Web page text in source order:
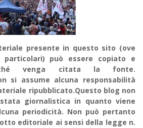
presente in questo sito (ove
può essere copiato e
venga citata la fonte.
si assume alcuna responsabilità
ripubblicato.Questo blog non
giornalistica in quanto viene
periodicità. Non può pertanto
editoriale ai sensi della legge n.